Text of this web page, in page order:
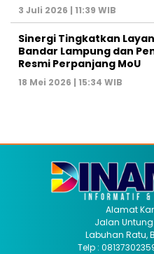
3 Juli 2026 | 11:39 WIB
Sinergi Tingkatkan
Bandar Lampung dan
Resmi Perpanjang MoU
18 Mei 2026 | 15:34 WIB
Alamat
Jalan Untung
Labuhan Ratu,
Telp :